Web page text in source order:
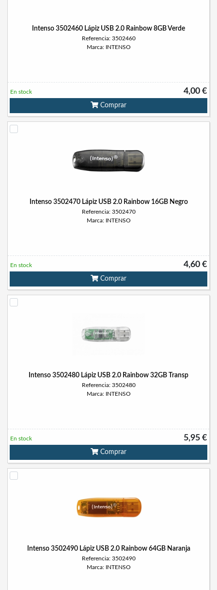
Intenso 3502460 Lápiz USB 2.0 Rainbow 8GB Verde
Referencia: 3502460
Marca: INTENSO
4,00 €
En stock
Comprar
Intenso 3502470 Lápiz USB 2.0 Rainbow 16GB Negro
Referencia: 3502470
Marca: INTENSO
4,60 €
En stock
Comprar
Intenso 3502480 Lápiz USB 2.0 Rainbow 32GB Transp
Referencia: 3502480
Marca: INTENSO
5,95 €
En stock
Comprar
Intenso 3502490 Lápiz USB 2.0 Rainbow 64GB Naranja
Referencia: 3502490
Marca: INTENSO